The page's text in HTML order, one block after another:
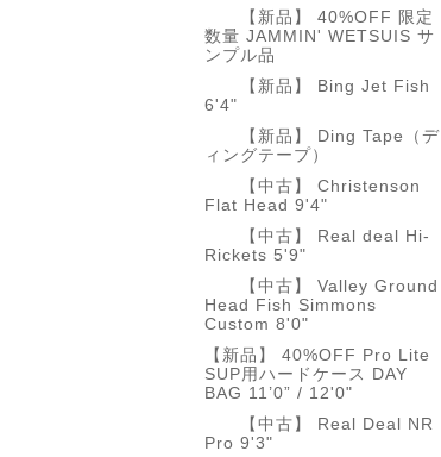
【新品】 40%OFF 限定
数量 JAMMIN' WETSUIS サ
ンプル品
【新品】 Bing Jet Fish
6'4"
【新品】 Ding Tape（デ
ィングテープ）
【中古】 Christenson
Flat Head 9'4"
【中古】 Real deal Hi-
Rickets 5'9"
【中古】 Valley Ground
Head Fish Simmons
Custom 8'0"
【新品】 40%OFF Pro Lite
SUP用ハードケース DAY
BAG 11’0” / 12'0"
【中古】 Real Deal NR
Pro 9'3"